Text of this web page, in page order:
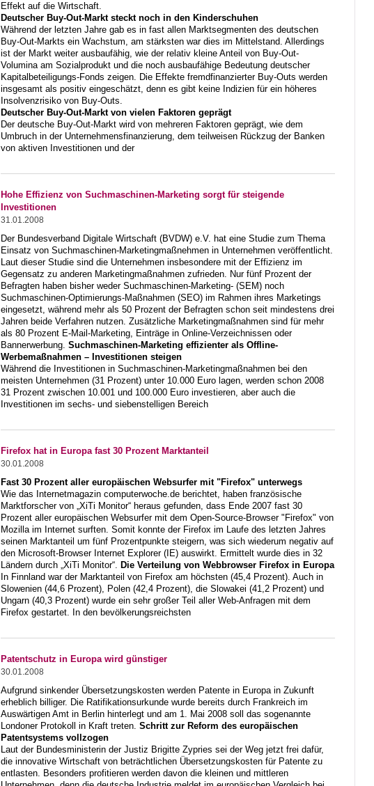
Effekt auf die Wirtschaft.
Deutscher Buy-Out-Markt steckt noch in den Kinderschuhen
Während der letzten Jahre gab es in fast allen Marktsegmenten des deutschen
Buy-Out-Markts ein Wachstum, am stärksten war dies im Mittelstand. Allerdings
ist der Markt weiter ausbaufähig, wie der relativ kleine Anteil von Buy-Out-
Volumina am Sozialprodukt und die noch ausbaufähige Bedeutung deutscher
Kapitalbeteiligungs-Fonds zeigen. Die Effekte fremdfinanzierter Buy-Outs werden
insgesamt als positiv eingeschätzt, denn es gibt keine Indizien für ein höheres
Insolvenzrisiko von Buy-Outs.
Deutscher Buy-Out-Markt von vielen Faktoren geprägt
Der deutsche Buy-Out-Markt wird von mehreren Faktoren geprägt, wie dem
Umbruch in der Unternehmensfinanzierung, dem teilweisen Rückzug der Banken
von aktiven Investitionen und der
Hohe Effizienz von Suchmaschinen-Marketing sorgt für steigende
Investitionen
31.01.2008
Der Bundesverband Digitale Wirtschaft (BVDW) e.V. hat eine Studie zum Thema
Einsatz von Suchmaschinen-Marketingmaßnehmen in Unternehmen veröffentlicht.
Laut dieser Studie sind die Unternehmen insbesondere mit der Effizienz im
Gegensatz zu anderen Marketingmaßnahmen zufrieden. Nur fünf Prozent der
Befragten haben bisher weder Suchmaschinen-Marketing- (SEM) noch
Suchmaschinen-Optimierungs-Maßnahmen (SEO) im Rahmen ihres Marketings
eingesetzt, während mehr als 50 Prozent der Befragten schon seit mindestens drei
Jahren beide Verfahren nutzen. Zusätzliche Marketingmaßnahmen sind für mehr
als 80 Prozent E-Mail-Marketing, Einträge in Online-Verzeichnissen oder
Bannerwerbung. Suchmaschinen-Marketing effizienter als Offline-
Werbemaßnahmen – Investitionen steigen
Während die Investitionen in Suchmaschinen-Marketingmaßnahmen bei den
meisten Unternehmen (31 Prozent) unter 10.000 Euro lagen, werden schon 2008
31 Prozent zwischen 10.001 und 100.000 Euro investieren, aber auch die
Investitionen im sechs- und siebenstelligen Bereich
Firefox hat in Europa fast 30 Prozent Marktanteil
30.01.2008
Fast 30 Prozent aller europäischen Websurfer mit "Firefox" unterwegs
Wie das Internetmagazin computerwoche.de berichtet, haben französische
Marktforscher von „XiTi Monitor“ heraus gefunden, dass Ende 2007 fast 30
Prozent aller europäischen Websurfer mit dem Open-Source-Browser "Firefox" von
Mozilla im Internet surften. Somit konnte der Firefox im Laufe des letzten Jahres
seinen Marktanteil um fünf Prozentpunkte steigern, was sich wiederum negativ auf
den Microsoft-Browser Internet Explorer (IE) auswirkt. Ermittelt wurde dies in 32
Ländern durch „XiTi Monitor“. Die Verteilung von Webbrowser Firefox in Europa
In Finnland war der Marktanteil von Firefox am höchsten (45,4 Prozent). Auch in
Slowenien (44,6 Prozent), Polen (42,4 Prozent), die Slowakei (41,2 Prozent) und
Ungarn (40,3 Prozent) wurde ein sehr großer Teil aller Web-Anfragen mit dem
Firefox gestartet. In den bevölkerungsreichsten
Patentschutz in Europa wird günstiger
30.01.2008
Aufgrund sinkender Übersetzungskosten werden Patente in Europa in Zukunft
erheblich billiger. Die Ratifikationsurkunde wurde bereits durch Frankreich im
Auswärtigen Amt in Berlin hinterlegt und am 1. Mai 2008 soll das sogenannte
Londoner Protokoll in Kraft treten. Schritt zur Reform des europäischen
Patentsystems vollzogen
Laut der Bundesministerin der Justiz Brigitte Zypries sei der Weg jetzt frei dafür,
die innovative Wirtschaft von beträchtlichen Übersetzungskosten für Patente zu
entlasten. Besonders profitieren werden davon die kleinen und mittleren